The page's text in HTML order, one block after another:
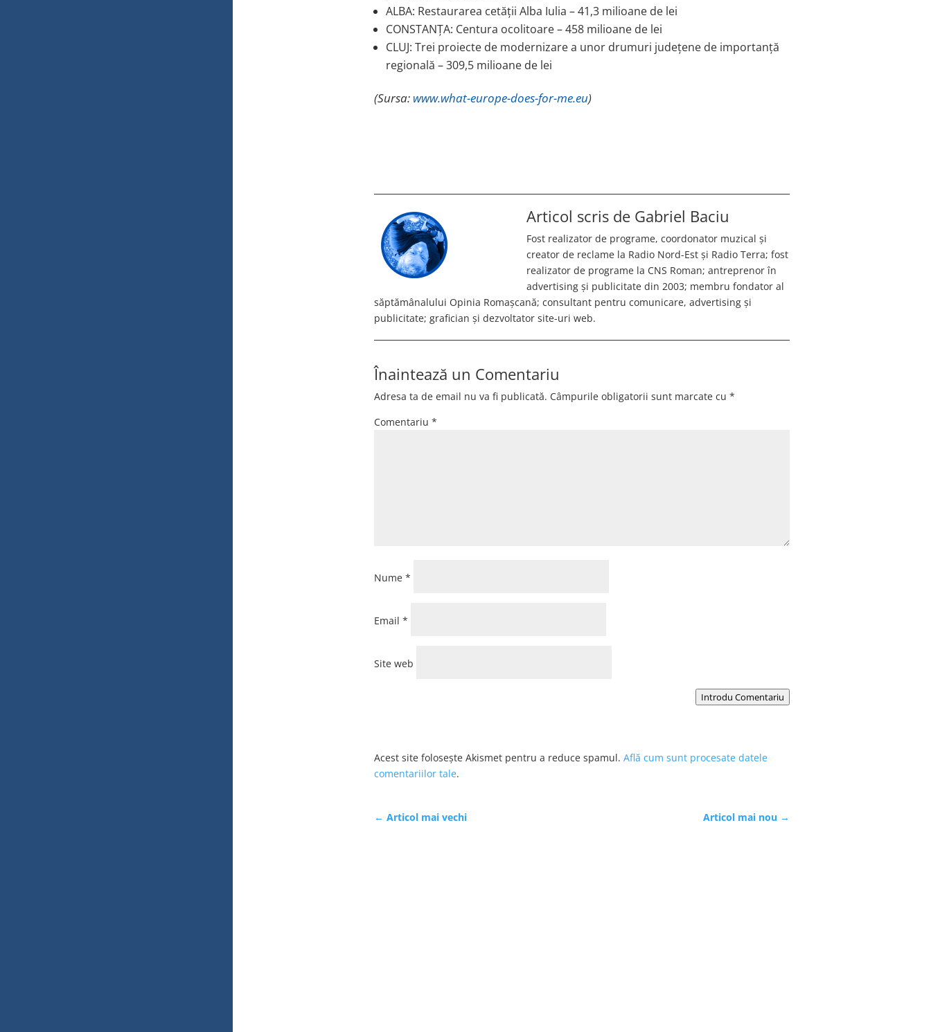
ALBA: Restaurarea cetății Alba Iulia – 41,3 milioane de lei
CONSTANȚA: Centura ocolitoare – 458 milioane de lei
CLUJ: Trei proiecte de modernizare a unor drumuri județene de importanță
regională – 309,5 milioane de lei
(Sursa: www.what-europe-does-for-me.eu)
Articol scris de Gabriel Baciu
Fost realizator de programe, coordonator muzical și
creator de reclame la Radio Nord-Est și Radio Terra; fost
realizator de programe la CNS Roman; antreprenor în
advertising și publicitate din 2003; membru fondator al
săptămânalului Opinia Romașcană; consultant pentru comunicare, advertising și
publicitate; grafician și dezvoltator site-uri web.
Înaintează un Comentariu
Adresa ta de email nu va fi publicată. Câmpurile obligatorii sunt marcate cu *
Comentariu *
Nume *
Email *
Site web
Introdu Comentariu
Acest site folosește Akismet pentru a reduce spamul. Află cum sunt procesate datele
comentariilor tale.
← Articol mai vechi Articol mai nou →